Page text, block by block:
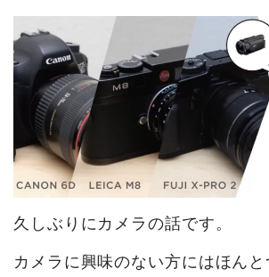
久しぶりにカメラの話です。
カメラに興味のない方にはほん